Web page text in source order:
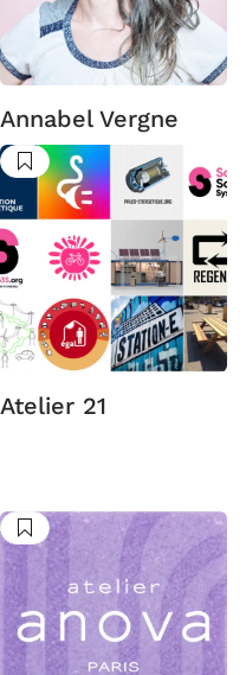
Annabel Vergne
Suivre
Atelier 21
Suivre